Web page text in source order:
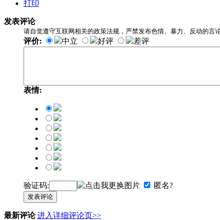
打印
发表评论
请自觉遵守互联网相关的政策法规，严禁发布色情、暴力、反动的言
评价: 中立 好评 差评
表情:
验证码: 匿名?
发表评论
最新评论 进入详细评论页>>